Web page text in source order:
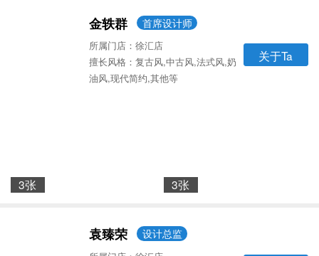
金轶群 首席设计师
所属门店：徐汇店
擅长风格：复古风,中古风,法式风,奶
油风,现代简约,其他等
关于Ta
3张 3张
袁臻荣 设计总监